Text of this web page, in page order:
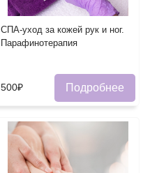
СПА-уход за кожей рук и ног.
Парафинотерапия
500₽ Подробнее